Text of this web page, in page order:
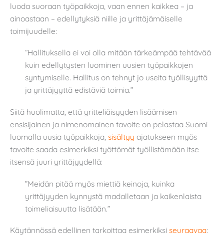
luoda suoraan työpaikkoja, vaan ennen kaikkea – ja
ainoastaan – edellytyksiä niille ja yrittäjämäiselle
toimijuudelle:
”Hallituksella ei voi olla mitään tärkeämpää tehtävää
kuin edellytysten luominen uusien työpaikkojen
syntymiselle. Hallitus on tehnyt jo useita työllisyyttä
ja yrittäjyyttä edistäviä toimia.”
Siitä huolimatta, että yritteliäisyyden lisäämisen
ensisijainen ja nimenomainen tavoite on pelastaa Suomi
luomalla uusia työpaikkoja, sisältyy ajatukseen myös
tavoite saada esimerkiksi työttömät työllistämään itse
itsensä juuri yrittäjyydellä:
”Meidän pitää myös miettiä keinoja, kuinka
yrittäjyyden kynnystä madalletaan ja kaikenlaista
toimeliaisuutta lisätään.”
Käytännössä edellinen tarkoittaa esimerkiksi seuraavaa: